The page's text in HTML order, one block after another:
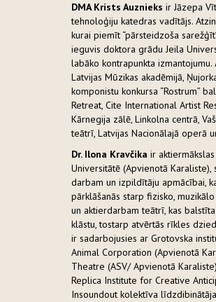
DMA Krists Auznieks ir Jāzepa
tehnoloģiju katedras vadītājs.
kurai piemīt “pārsteidzoša
ieguvis doktora grādu Jeila
labāko kontrapunkta
Latvijas Mūzikas akadēmijā,
komponistu konkursa “Rostrum”
Retreat, Cite International Artist
Kārnegija zālē, Linkolna centrā,
teātrī, Latvijas Nacionālajā operā
Dr. Ilona Kravčika ir
Universitātē (Apvienotā
darbam un izpildītāju apmācībai,
pārklāšanās starp fizisko,
un aktierdarbam teātrī, kas
klāstu, tostarp atvērtās rīkles
ir sadarbojusies ar Grotovska
Animal Corporation (Apvienotā
Theatre (ASV/ Apvienotā
Replica Institute for Creative
Insoundout kolektīva